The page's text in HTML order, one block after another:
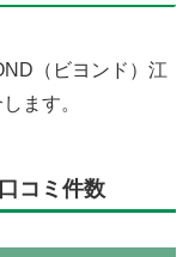
（ビヨンド）江
ます。
コミ件数